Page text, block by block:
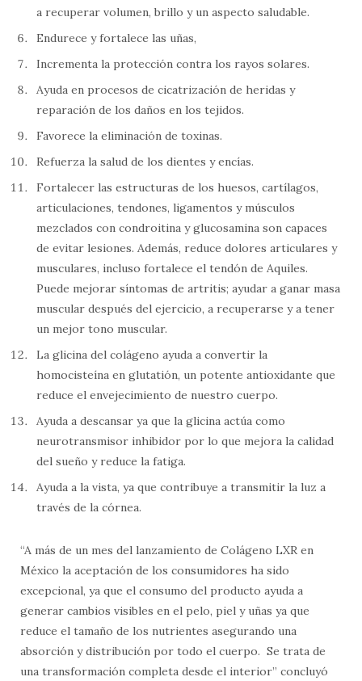
a recuperar volumen, brillo y un aspecto saludable.
Endurece y fortalece las uñas,
Incrementa la protección contra los rayos solares.
Ayuda en procesos de cicatrización de heridas y
reparación de los daños en los tejidos.
Favorece la eliminación de toxinas.
Refuerza la salud de los dientes y encías.
Fortalecer las estructuras de los huesos, cartílagos,
articulaciones, tendones, ligamentos y músculos
mezclados con condroitina y glucosamina son capaces
de evitar lesiones. Además, reduce dolores articulares y
musculares, incluso fortalece el tendón de Aquiles.
Puede mejorar síntomas de artritis; ayudar a ganar masa
muscular después del ejercicio, a recuperarse y a tener
un mejor tono muscular.
La glicina del colágeno ayuda a convertir la
homocisteína en glutatión, un potente antioxidante que
reduce el envejecimiento de nuestro cuerpo.
Ayuda a descansar ya que la glicina actúa como
neurotransmisor inhibidor por lo que mejora la calidad
del sueño y reduce la fatiga.
Ayuda a la vista, ya que contribuye a transmitir la luz a
través de la córnea.
“A más de un mes del lanzamiento de Colágeno LXR en
México la aceptación de los consumidores ha sido
excepcional, ya que el consumo del producto ayuda a
generar cambios visibles en el pelo, piel y uñas ya que
reduce el tamaño de los nutrientes asegurando una
absorción y distribución por todo el cuerpo. Se trata de
una transformación completa desde el interior” concluyó